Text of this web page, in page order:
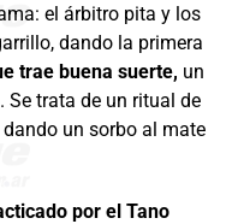
el árbitro pita y los
dando la primera
trae buena suerte, un
trata de un ritual de
un sorbo al mate
por el Tano